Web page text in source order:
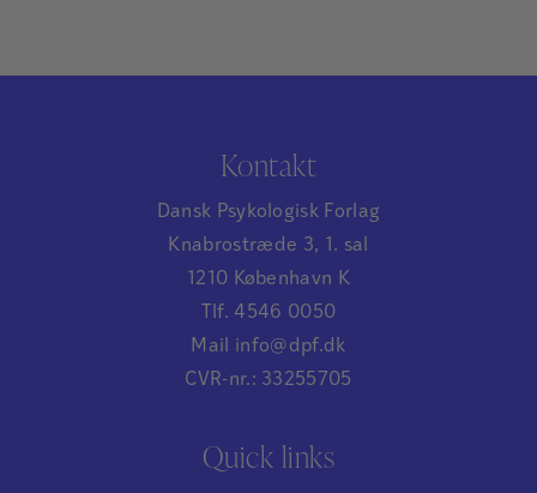
Kontakt
Dansk Psykologisk Forlag
Knabrostræde 3, 1. sal
1210 København K
Tlf. 4546 0050
Mail info@dpf.dk
CVR-nr.: 33255705
Quick links